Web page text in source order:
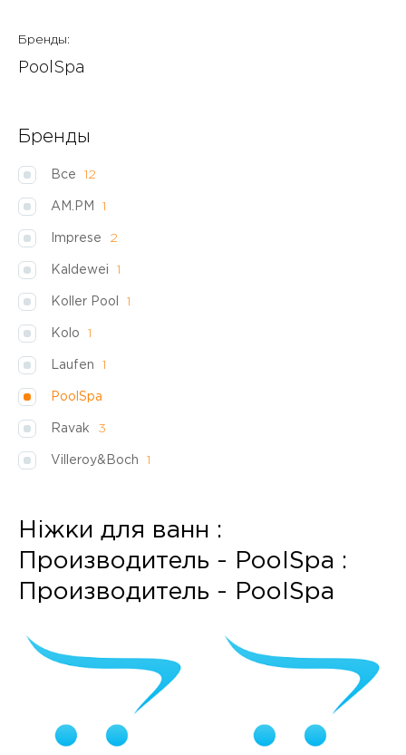
Бренды:
PoolSpa
Бренды
Все 12
AM.PM 1
Imprese 2
Kaldewei 1
Koller Pool 1
Kolo 1
Laufen 1
PoolSpa
Ravak 3
Villeroy&Boch 1
Ніжки для ванн :
Производитель - PoolSpa :
Производитель - PoolSpa